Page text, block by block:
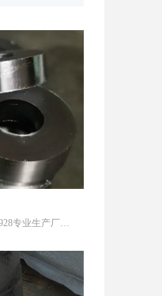
沧州保方密封材料有限公司13833985928专业生产厂家，石墨填料环是一种以石墨为主要材料的密封元件，广泛应用于高温、高压或腐蚀性介质的密封场景。以下是其关键特性及应用要点：
如不锈钢丝网）以提高机械强度‌